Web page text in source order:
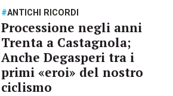
#ANTICHI RICORDI
Processione negli anni
Trenta a Castagnola;
Anche Degasperi tra i
primi «eroi» del nostro
ciclismo